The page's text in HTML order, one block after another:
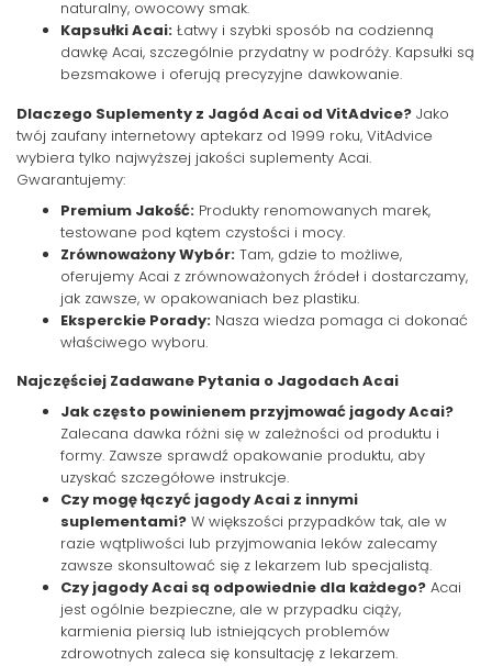
naturalny, owocowy smak.
Kapsułki Acai: Łatwy i szybki sposób na codzienną
dawkę Acai, szczególnie przydatny w podróży. Kapsułki są
bezsmakowe i oferują precyzyjne dawkowanie.
Dlaczego Suplementy z Jagód Acai od VitAdvice? Jako
twój zaufany internetowy aptekarz od 1999 roku, VitAdvice
wybiera tylko najwyższej jakości suplementy Acai.
Gwarantujemy:
Premium Jakość: Produkty renomowanych marek,
testowane pod kątem czystości i mocy.
Zrównoważony Wybór: Tam, gdzie to możliwe,
oferujemy Acai z zrównoważonych źródeł i dostarczamy,
jak zawsze, w opakowaniach bez plastiku.
Eksperckie Porady: Nasza wiedza pomaga ci dokonać
właściwego wyboru.
Najczęściej Zadawane Pytania o Jagodach Acai
Jak często powinienem przyjmować jagody Acai?
Zalecana dawka różni się w zależności od produktu i
formy. Zawsze sprawdź opakowanie produktu, aby
uzyskać szczegółowe instrukcje.
Czy mogę łączyć jagody Acai z innymi
suplementami? W większości przypadków tak, ale w
razie wątpliwości lub przyjmowania leków zalecamy
zawsze skonsultować się z lekarzem lub specjalistą.
Czy jagody Acai są odpowiednie dla każdego? Acai
jest ogólnie bezpieczne, ale w przypadku ciąży,
karmienia piersią lub istniejących problemów
zdrowotnych zaleca się konsultację z lekarzem.